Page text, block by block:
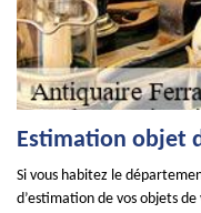
Estimation objet
Si vous habitez le
d’estimation de vos objets